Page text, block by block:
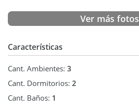
Ver más fotos
Características
Cant. Ambientes: 3
Cant. Dormitorios: 2
Cant. Baños: 1